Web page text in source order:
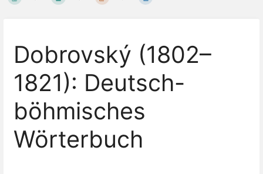
Dobrovský (1802–
1821): Deutsch-
böhmisches
Wörterbuch